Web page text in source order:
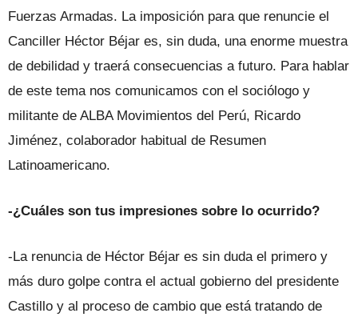
Fuerzas Armadas. La imposición para que renuncie el
Canciller Héctor Béjar es, sin duda, una enorme muestra
de debilidad y traerá consecuencias a futuro. Para hablar
de este tema nos comunicamos con el sociólogo y
militante de ALBA Movimientos del Perú, Ricardo
Jiménez, colaborador habitual de Resumen
Latinoamericano.
-¿Cuáles son tus impresiones sobre lo ocurrido?
-La renuncia de Héctor Béjar es sin duda el primero y
más duro golpe contra el actual gobierno del presidente
Castillo y al proceso de cambio que está tratando de